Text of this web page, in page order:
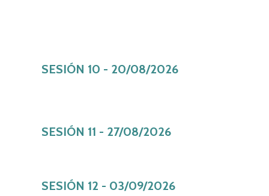
SESIÓN 10 - 20/08/2026
SESIÓN 11 - 27/08/2026
SESIÓN 12 - 03/09/2026